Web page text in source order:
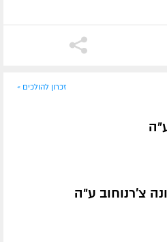
זכרון להולכים »
צ'רנוחוב ע״ה